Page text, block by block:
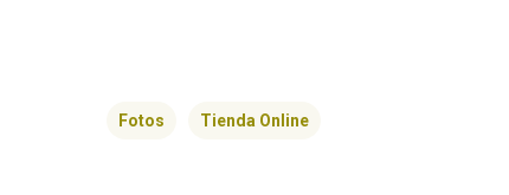
Fotos Tienda Online